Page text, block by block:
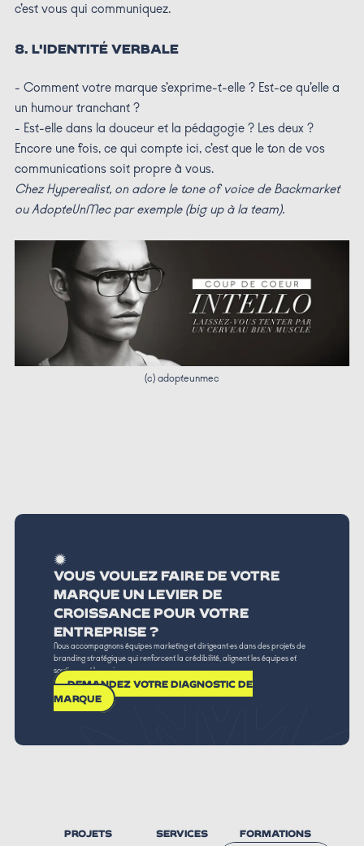
c’est vous qui communiquez.
8. L'IDENTITÉ VERBALE
- Comment votre marque s’exprime-t-elle ? Est-ce qu’elle a
un humour tranchant ?
- Est-elle dans la douceur et la pédagogie ? Les deux ?
Encore une fois, ce qui compte ici, c’est que le ton de vos
communications soit propre à vous.
Chez Hyperealist, on adore le tone of voice de Backmarket
ou AdopteUnMec par exemple (big up à la team).
(c) adopteunmec
VOUS VOULEZ FAIRE DE VOTRE
MARQUE UN LEVIER DE
CROISSANCE POUR VOTRE
ENTREPRISE ?
Nous accompagnons équipes marketing et dirigeant·es dans des projets de
branding stratégique qui renforcent la crédibilité, alignent les équipes et
soutiennent la croissance.
DEMANDEZ VOTRE DIAGNOSTIC DE
MARQUE
PROJETS SERVICES FORMATIONS